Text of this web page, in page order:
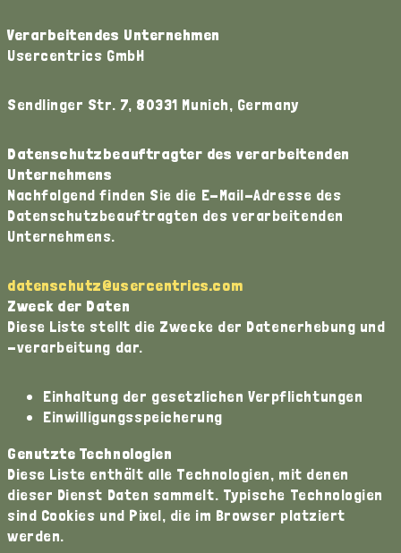
Verarbeitendes Unternehmen
Usercentrics GmbH
Sendlinger Str. 7, 80331 Munich, Germany
Datenschutzbeauftragter des verarbeitenden
Unternehmens
Nachfolgend finden Sie die E-Mail-Adresse des
Datenschutzbeauftragten des verarbeitenden
Unternehmens.
datenschutz@usercentrics.com
Zweck der Daten
Diese Liste stellt die Zwecke der Datenerhebung und
-verarbeitung dar.
Einhaltung der gesetzlichen Verpflichtungen
Einwilligungsspeicherung
Genutzte Technologien
Diese Liste enthält alle Technologien, mit denen
dieser Dienst Daten sammelt. Typische Technologien
sind Cookies und Pixel, die im Browser platziert
werden.